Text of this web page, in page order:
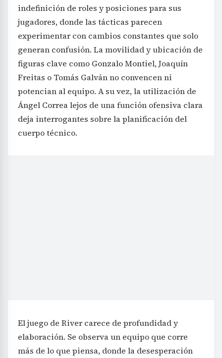
indefinición de roles y posiciones para sus
jugadores, donde las tácticas parecen
experimentar con cambios constantes que solo
generan confusión. La movilidad y ubicación de
figuras clave como Gonzalo Montiel, Joaquín
Freitas o Tomás Galván no convencen ni
potencian al equipo. A su vez, la utilización de
Ángel Correa lejos de una función ofensiva clara
deja interrogantes sobre la planificación del
cuerpo técnico.
El juego de River carece de profundidad y
elaboración. Se observa un equipo que corre
más de lo que piensa, donde la desesperación